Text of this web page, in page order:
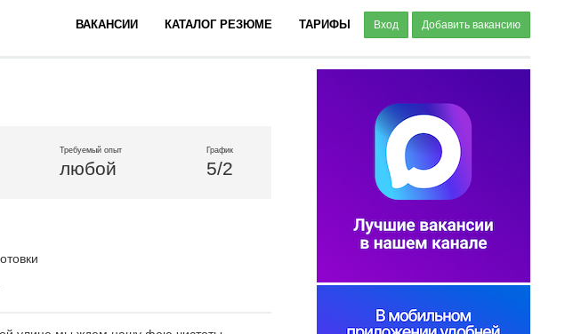
ВАКАНСИИ КАТАЛОГ РЕЗЮМЕ ТАРИФЫ Вход Добавить вакансию
Требуемый опыт
любой
График
5/2